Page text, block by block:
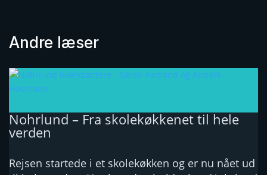
Andre læser
Nohrlund – Fra skolekøkkenet til hele
verden
Rejsen startede i et skolekøkken og er nu nået ud